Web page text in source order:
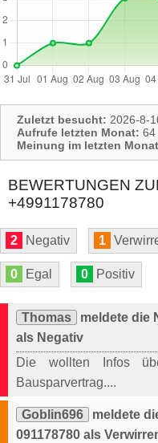
Zuletzt besucht: 2026-8-
Aufrufe letzten Monat: 64
Meinung im letzten
BEWERTUNGEN
+4991178780
2 Negativ 1
0 Egal 0 Positiv
Thomas
meldete die
als Negativ
Die wollten Infos
Bausparvertrag....
Goblin696
meldete
091178780 als